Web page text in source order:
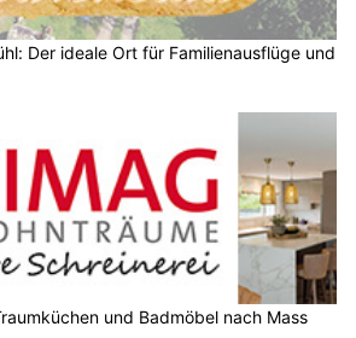
Der ideale Ort für Familienausflüge und
und Badmöbel nach Mass